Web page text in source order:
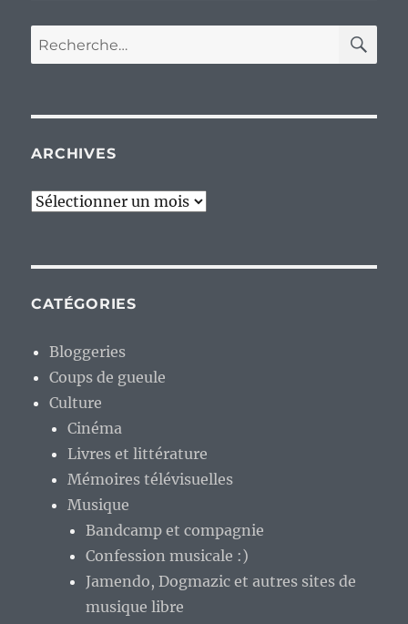
Recherche
pour :
ARCHIVES
Archives
CATÉGORIES
Bloggeries
Coups de gueule
Culture
Cinéma
Livres et littérature
Mémoires télévisuelles
Musique
Bandcamp et compagnie
Confession musicale :)
Jamendo, Dogmazic et autres sites de
musique libre